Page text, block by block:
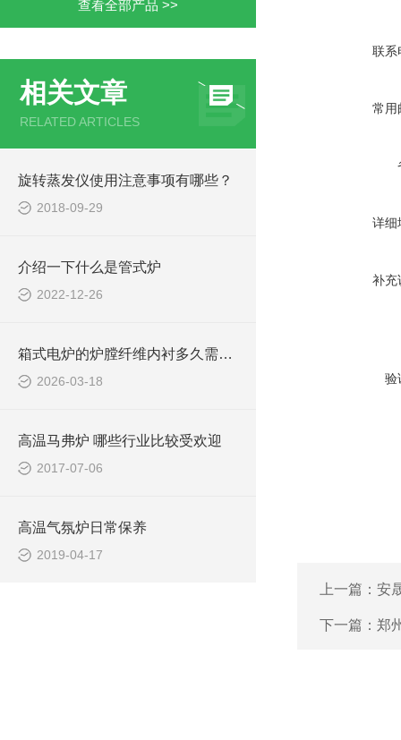
查看全部产品 >>
相关文章
RELATED ARTICLES
旋转蒸发仪使用注意事项有哪些？
2018-09-29
介绍一下什么是管式炉
2022-12-26
箱式电炉的炉膛纤维内衬多久需要更换一次？
2026-03-18
高温马弗炉 哪些行业比较受欢迎
2017-07-06
高温气氛炉日常保养
2019-04-17
联系
常用
详细
补充
验
上一篇： 安
下一篇： 郑